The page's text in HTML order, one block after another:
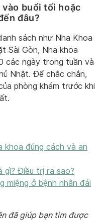
vào buổi tối hoặc
đâu?
sách như Nha Khoa
Sài Gòn, Nha khoa
các ngày trong tuần và
Nhật. Để chắc chắn,
phòng khám trước khi
khoa đúng cách và an
gì? Điều trị ra sao?
miệng ở bệnh nhân đái
đã giúp bạn tìm được